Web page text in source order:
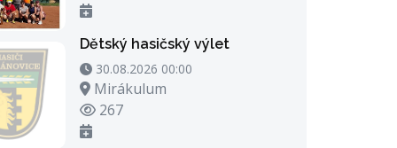
Dětský hasičský výlet
30.08.2026 00:00 - 30.08.2026 21:00
30.08.2026 00:00
Místo konání
Mirákulum
Počet zhlédnutí
267